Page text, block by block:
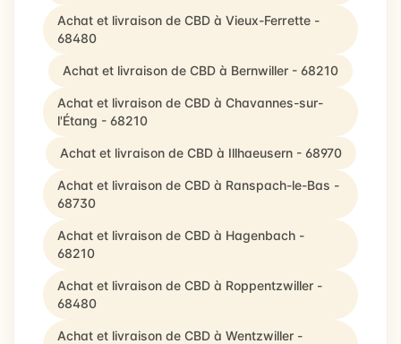
Achat et livraison de CBD à Vieux-Ferrette -
68480
Achat et livraison de CBD à Bernwiller - 68210
Achat et livraison de CBD à Chavannes-sur-
l'Étang - 68210
Achat et livraison de CBD à Illhaeusern - 68970
Achat et livraison de CBD à Ranspach-le-Bas -
68730
Achat et livraison de CBD à Hagenbach -
68210
Achat et livraison de CBD à Roppentzwiller -
68480
Achat et livraison de CBD à Wentzwiller -